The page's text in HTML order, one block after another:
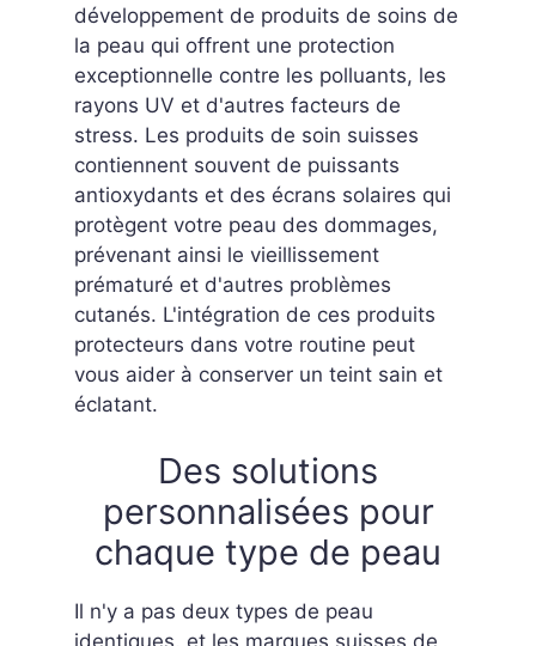
développement de produits de soins de
la peau qui offrent une protection
exceptionnelle contre les polluants, les
rayons UV et d'autres facteurs de
stress. Les produits de soin suisses
contiennent souvent de puissants
antioxydants et des écrans solaires qui
protègent votre peau des dommages,
prévenant ainsi le vieillissement
prématuré et d'autres problèmes
cutanés. L'intégration de ces produits
protecteurs dans votre routine peut
vous aider à conserver un teint sain et
éclatant.
Des solutions
personnalisées pour
chaque type de peau
Il n'y a pas deux types de peau
identiques, et les marques suisses de